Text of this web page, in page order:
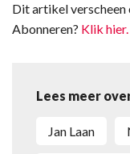
Dit artikel verscheen
Abonneren? Klik hier.
Lees meer
Jan Laan